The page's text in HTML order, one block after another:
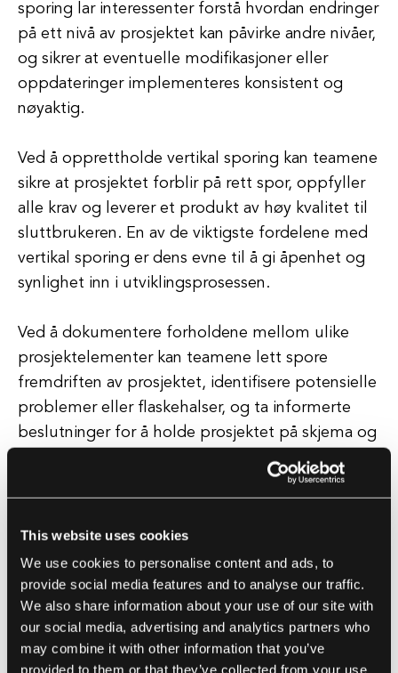
This website uses cookies
We use cookies to personalise content and ads, to
provide social media features and to analyse our traffic.
We also share information about your use of our site with
our social media, advertising and analytics partners who
may combine it with other information that you’ve
provided to them or that they’ve collected from your use
sporing lar interessenter forstå hvordan endringer
på ett nivå av prosjektet kan påvirke andre nivåer,
og sikrer at eventuelle modifikasjoner eller
oppdateringer implementeres konsistent og
nøyaktig.
Ved å opprettholde vertikal sporing kan teamene
sikre at prosjektet forblir på rett spor, oppfyller
alle krav og leverer et produkt av høy kvalitet til
sluttbrukeren. En av de viktigste fordelene med
vertikal sporing er dens evne til å gi åpenhet og
synlighet inn i utviklingsprosessen.
Ved å dokumentere forholdene mellom ulike
prosjektelementer kan teamene lett spore
fremdriften av prosjektet, identifisere potensielle
problemer eller flaskehalser, og ta informerte
beslutninger for å holde prosjektet på skjema og
innenfor budsjett. I tillegg bidrar vertikal sporing
til å forbedre samarbeid og kommunikasjon
forståelse av prosjektkravene og designet på
tvers av ulike nivåer i prosjektet.
Denne samordningen sikrer at alle
teammedlemmer jobber mot de samme målene
og objektivene, noe som fører til en mer